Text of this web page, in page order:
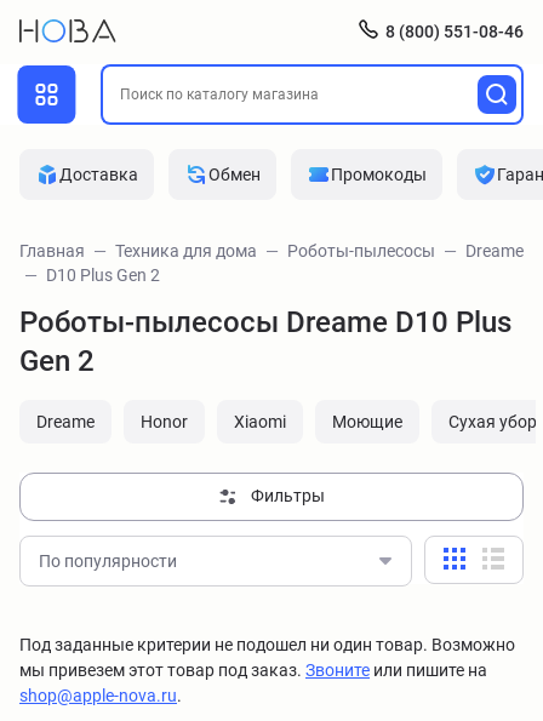
8 (800) 551-08-46
Доставка Обмен Промокоды
Главная Техника для дома Роботы-пылесосы
Dreame
D10 Plus Gen 2
Роботы-пылесосы Dreame D10 Plus
Gen 2
Dreame Honor Xiaomi Моющие Сухая
Фильтры
По популярности
Под заданные критерии не подошел ни один товар. Возможно
мы привезем этот товар под заказ. Звоните или пишите на
shop@apple-nova.ru.